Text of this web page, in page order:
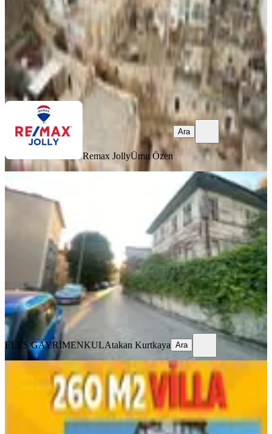
45.000.000 ₺
Remax JollyÜmit Özen
Remax JollyÜmit Özen
Ara
Çengelköy'ün En Sakin Ve Huzurlu
Sokağında Bahçeli Müstakil Köşk
170 m²·31.07.2026
35.000.000 ₺
ELES GAYRİMENKULAtakan Kurtkaya
Ara
ELES GAYRİMENKULAtakan Kurtkaya Ara
BALKONLU
260 M2 Arsa İçinde 100 M2 Zemin
Üzerinde 3 Katlı 160 M2 Villa.
Balıkesir Gönen Kurtuluş Mahallesi
Balıkesir, Gönen